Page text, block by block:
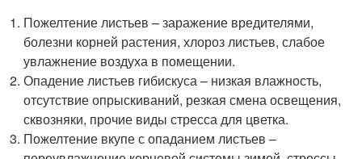
Пожелтение листьев – заражение вредителями,
болезни корней растения, хлороз листьев, слабое
увлажнение воздуха в помещении.
Опадение листьев гибискуса – низкая влажность,
отсутствие опрыскиваний, резкая смена освещения,
сквозняки, прочие виды стресса для цветка.
Пожелтение вкупе с опаданием листьев –